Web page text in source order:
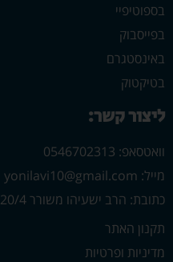
בספוטיפיי
בפייסבוק
באינסטגרם
בטיקטוק
ליצור קשר:
וואטסאפ: 0546702313
מייל: yonilavi10@gmail.com
כתובת: הרב ישעיהו משורר 20/4 פתח תקווה
תקנון האתר
מדיניות ופרטיות